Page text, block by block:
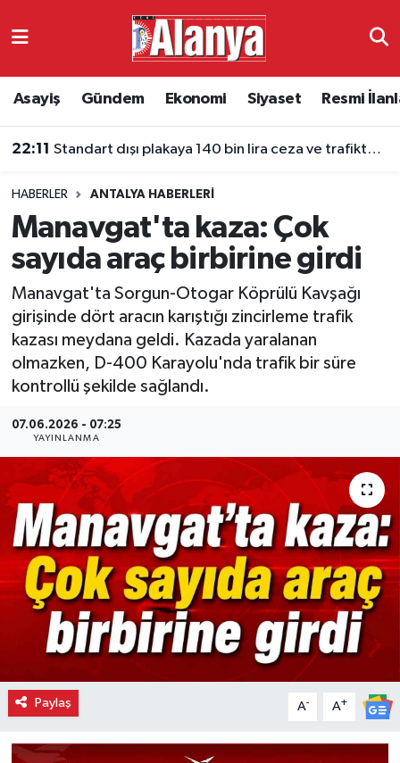
Asayiş Gündem Ekonomi Siyaset Resmi
22:11 Standart dışı plakaya 140 bin lira ceza ve trafikten men
HABERLER ANTALYA HABERLERI
Manavgat'ta kaza: Çok
sayıda araç birbirine girdi
Manavgat'ta Sorgun-Otogar Köprülü Kavşağı
girişinde dört aracın karıştığı zincirleme trafik
kazası meydana geldi. Kazada yaralanan
olmazken, D-400 Karayolu'nda trafik bir süre
kontrollü şekilde sağlandı.
07.06.2026 - 07:25
YAYINLANMA
Paylaş A- A+
Ekonomi
Resmi İlanlar
Alanyaspor
Turizm
E-Gazete
Antalya Namaz Vakitleri
Süper Lig Puan Durumu ve Fikstür
Tüm Manşetler
Son Dakika Haberleri
Haber Arşivi